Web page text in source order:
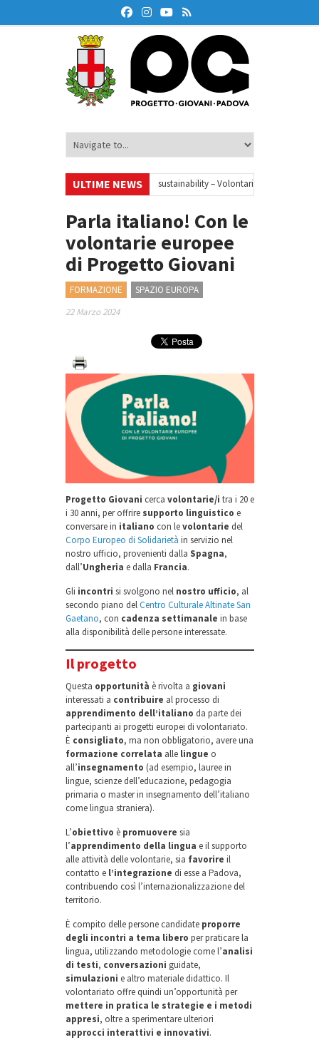
ULTIME NEWS
Your small steps towards sustainability – Volontariato europeo a
finanziaria
• Oxford Debate Lab – Borse di studio 2026/27
Parla italiano! Con le
volontarie europee
di Progetto Giovani
FORMAZIONE
SPAZIO EUROPA
22 Marzo 2024
Progetto Giovani cerca volontarie/i tra i 20 e
i 30 anni, per offriresupporto linguistico e
conversare in italiano con levolontarie del
Corpo Europeo di Solidarietà in servizio nel
nostro ufficio, provenienti dalla Spagna,
dall’Ungheria e dalla Francia.
Gli incontri si svolgono nel nostro ufficio, al
secondo piano delCentro Culturale Altinate San
Gaetano, con cadenza settimanale in base
alla disponibilità delle persone interessate.
Il progetto
Questa opportunità è rivolta a giovani
interessati a contribuire al processo di
apprendimento dell’italiano da parte dei
partecipanti ai progetti europei di volontariato.
È consigliato, ma non obbligatorio, avere una
formazione correlata alle lingue o
all’insegnamento (ad esempio, lauree in
lingue, scienze dell’educazione, pedagogia
primaria o master in insegnamento dell’italiano
come lingua straniera).
L’obiettivo è promuovere sia
l’apprendimento della lingua e il supporto
alle attività delle volontarie, sia favorire il
contatto el’integrazione di esse a Padova,
contribuendo così l’internazionalizzazione del
territorio.
È compito delle persone candidate proporre
degli incontri a tema libero per praticare la
lingua, utilizzando metodologie come l’analisi
di testi, conversazioni guidate,
simulazioni e altro materiale didattico. Il
volontariato offre quindi un’opportunità per
mettere in pratica le strategie e i metodi
appresi, oltre a sperimentare ulteriori
approcci interattivi e innovativi.